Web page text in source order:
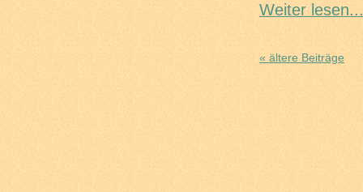
Weiter lesen...
« ältere Beiträge